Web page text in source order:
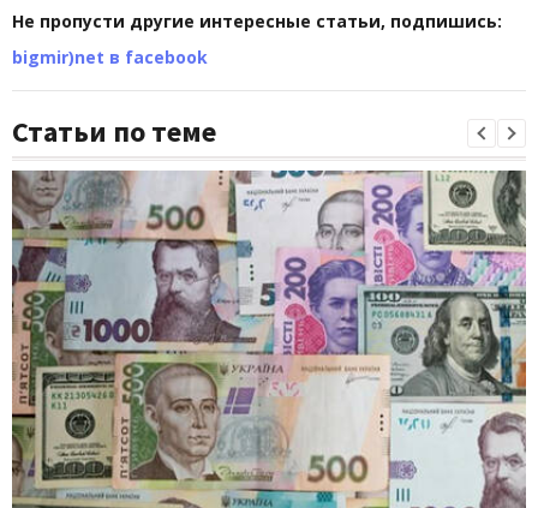
Не пропусти другие интересные статьи, подпишись:
bigmir)net в facebook
Статьи по теме